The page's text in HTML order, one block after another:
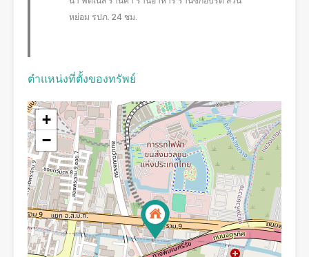
หย่อม รปภ. 24 ชม.
ตำแหน่งที่ตั้งของทรัพย์
+
−